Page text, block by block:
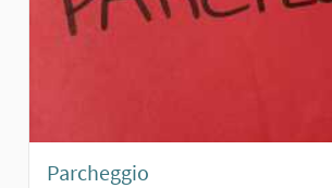
Parcheggio